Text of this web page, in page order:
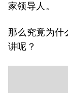
家领导人。
那么究竟为什
讲呢？